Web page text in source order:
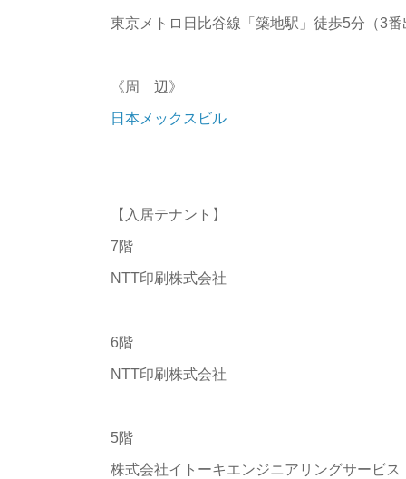
東京メトロ日比谷線「築地駅」徒歩5分（3番
《周 辺》
日本メックスビル
【入居テナント】
7階
NTT印刷株式会社
6階
NTT印刷株式会社
5階
株式会社イトーキエンジニアリングサービ